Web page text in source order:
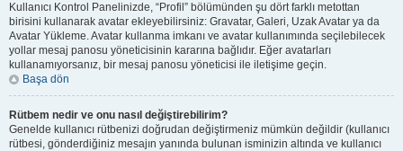
Kullanıcı Kontrol Panelinizde, “Profil” bölümünden şu dört farklı metottan
birisini kullanarak avatar ekleyebilirsiniz: Gravatar, Galeri, Uzak Avatar ya da
Avatar Yükleme. Avatar kullanma imkanı ve avatar kullanımında seçilebilecek
yollar mesaj panosu yöneticisinin kararına bağlıdır. Eğer avatarları
kullanamıyorsanız, bir mesaj panosu yöneticisi ile iletişime geçin.
Başa dön
Rütbem nedir ve onu nasıl değiştirebilirim?
Genelde kullanıcı rütbenizi doğrudan değiştirmeniz mümkün değildir (kullanıcı
rütbesi, gönderdiğiniz mesajın yanında bulunan isminizin altında ve kullanıcı